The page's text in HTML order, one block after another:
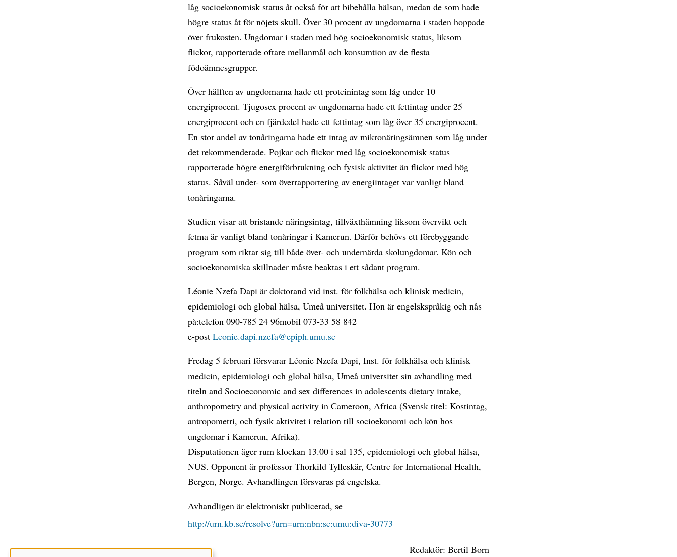
låg socioekonomisk status åt också för att bibehålla hälsan, medan de som hade
högre status åt för nöjets skull. Över 30 procent av ungdomarna i staden hoppade
över frukosten. Ungdomar i staden med hög socioekonomisk status, liksom
flickor, rapporterade oftare mellanmål och konsumtion av de flesta
födoämnesgrupper.
Över hälften av ungdomarna hade ett proteinintag som låg under 10
energiprocent. Tjugosex procent av ungdomarna hade ett fettintag under 25
energiprocent och en fjärdedel hade ett fettintag som låg över 35 energiprocent.
En stor andel av tonåringarna hade ett intag av mikronäringsämnen som låg under
det rekommenderade. Pojkar och flickor med låg socioekonomisk status
rapporterade högre energiförbrukning och fysisk aktivitet än flickor med hög
status. Såväl under- som överrapportering av energiintaget var vanligt bland
tonåringarna.
Studien visar att bristande näringsintag, tillväxthämning liksom övervikt och
fetma är vanligt bland tonåringar i Kamerun. Därför behövs ett förebyggande
program som riktar sig till både över- och undernärda skolungdomar. Kön och
socioekonomiska skillnader måste beaktas i ett sådant program.
Léonie Nzefa Dapi är doktorand vid inst. för folkhälsa och klinisk medicin,
epidemiologi och global hälsa, Umeå universitet. Hon är engelskspråkig och nås
på:telefon 090-785 24 96mobil 073-33 58 842
e-postLeonie.dapi.nzefa@epiph.umu.se
Fredag 5 februari försvarar Léonie Nzefa Dapi, Inst. för folkhälsa och klinisk
medicin, epidemiologi och global hälsa, Umeå universitet sin avhandling med
titeln and Socioeconomic and sex differences in adolescents dietary intake,
anthropometry and physical activity in Cameroon, Africa (Svensk titel: Kostintag,
antropometri, och fysik aktivitet i relation till socioekonomi och kön hos
ungdomar i Kamerun, Afrika).
Disputationen äger rum klockan 13.00 i sal 135, epidemiologi och global hälsa,
NUS. Opponent är professor Thorkild Tylleskär, Centre for International Health,
Bergen, Norge. Avhandlingen försvaras på engelska.
Avhandligen är elektroniskt publicerad, se
http://urn.kb.se/resolve?urn=urn:nbn:se:umu:diva-30773
Redaktör: Bertil Born